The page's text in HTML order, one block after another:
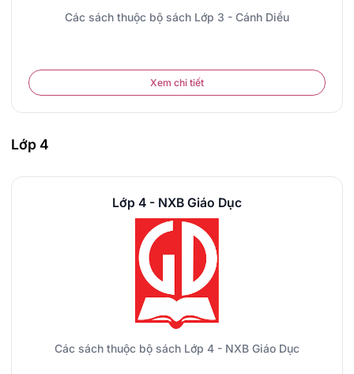
Các sách thuộc bộ sách Lớp 3 - Cánh Diều
Xem chi tiết
Lớp 4
Lớp 4 - NXB Giáo Dục
Các sách thuộc bộ sách Lớp 4 - NXB Giáo Dục